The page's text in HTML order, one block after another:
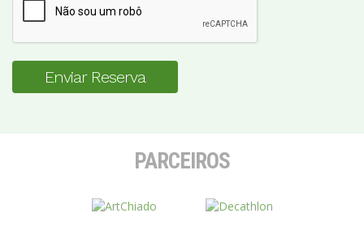
Enviar Reserva
PARCEIROS